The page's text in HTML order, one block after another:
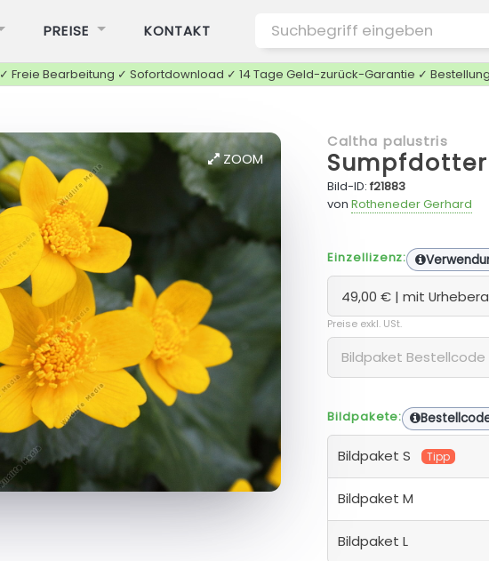
PREISE KONTAKT
✓ Freie Bearbeitung ✓ Sofortdownload ✓ 14 Tage Geld-zurück-Garantie ✓
ZOOM
Caltha palustris
Bild-ID:f21883
von Rotheneder Gerhard
Einzellizenz:
Preise exkl. USt.
Bildpakete:
Bildpaket S Tipp
Bildpaket M
Bildpaket L